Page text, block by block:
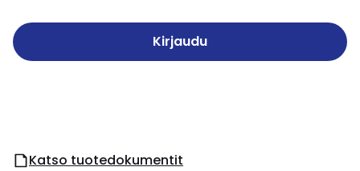
Kirjaudu
Katso tuotedokumentit